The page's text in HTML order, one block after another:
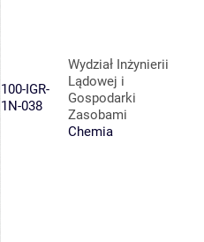
100-IGR-
1N-038
Wydział Inżynierii
Lądowej i
Gospodarki
Zasobami
Chemia